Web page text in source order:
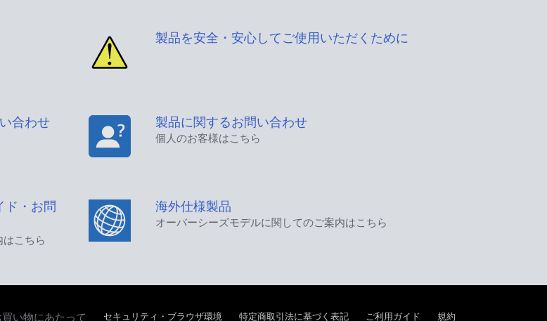
製品を安全・安心してご使用いただくために
合わせ 製品に関するお問い合わせ
個人のお客様はこちら
ド・お問
こちら
海外仕様製品
オーバーシーズモデルに関してのご案内はこちら
い物にあたって セキュリティ・ブラウザ環境 特定商取引法に基づく表記 ご利用ガイド 規約